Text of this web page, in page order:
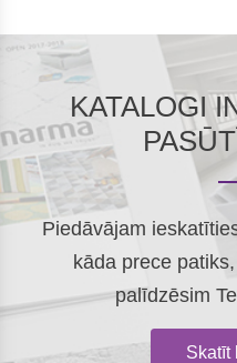
KATALOGI
Piedāvājam
kāda prece
palīdzēsim
Skatīt